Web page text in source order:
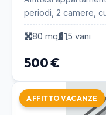
periodi, 2 camere,
ampio balcone, 50
80 mq
5 vani
500 €
AFFITTO VACANZE